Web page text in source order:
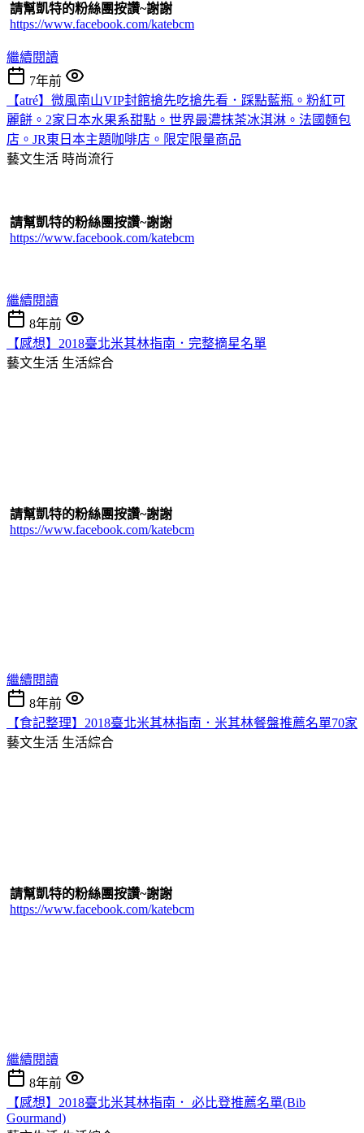
請幫凱特的粉絲團按讚~謝謝
https://www.facebook.com/katebcm
繼續閱讀
7年前
【atré】微風南山VIP封館搶先吃搶先看．踩點藍瓶。粉紅可
麗餅。2家日本水果系甜點。世界最濃抹茶冰淇淋。法國麵包
店。JR東日本主題咖啡店。限定限量商品
藝文生活 時尚流行
請幫凱特的粉絲團按讚~謝謝
https://www.facebook.com/katebcm
繼續閱讀
8年前
【感想】2018臺北米其林指南．完整摘星名單
藝文生活 生活綜合
請幫凱特的粉絲團按讚~謝謝
https://www.facebook.com/katebcm
繼續閱讀
8年前
【食記整理】2018臺北米其林指南．米其林餐盤推薦名單70家
藝文生活 生活綜合
請幫凱特的粉絲團按讚~謝謝
https://www.facebook.com/katebcm
繼續閱讀
8年前
【感想】2018臺北米其林指南． 必比登推薦名單(Bib
Gourmand)